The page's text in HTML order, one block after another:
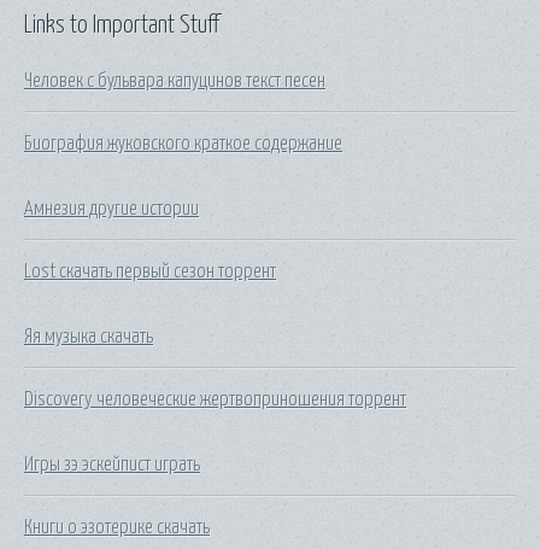
Links to Important Stuff
Человек с бульвара капуцинов текст песен
Биография жуковского краткое содержание
Амнезия другие истории
Lost скачать первый сезон торрент
Яя музыка скачать
Discovery человеческие жертвоприношения торрент
Игры зэ эскейпист играть
Книги о эзотерике скачать